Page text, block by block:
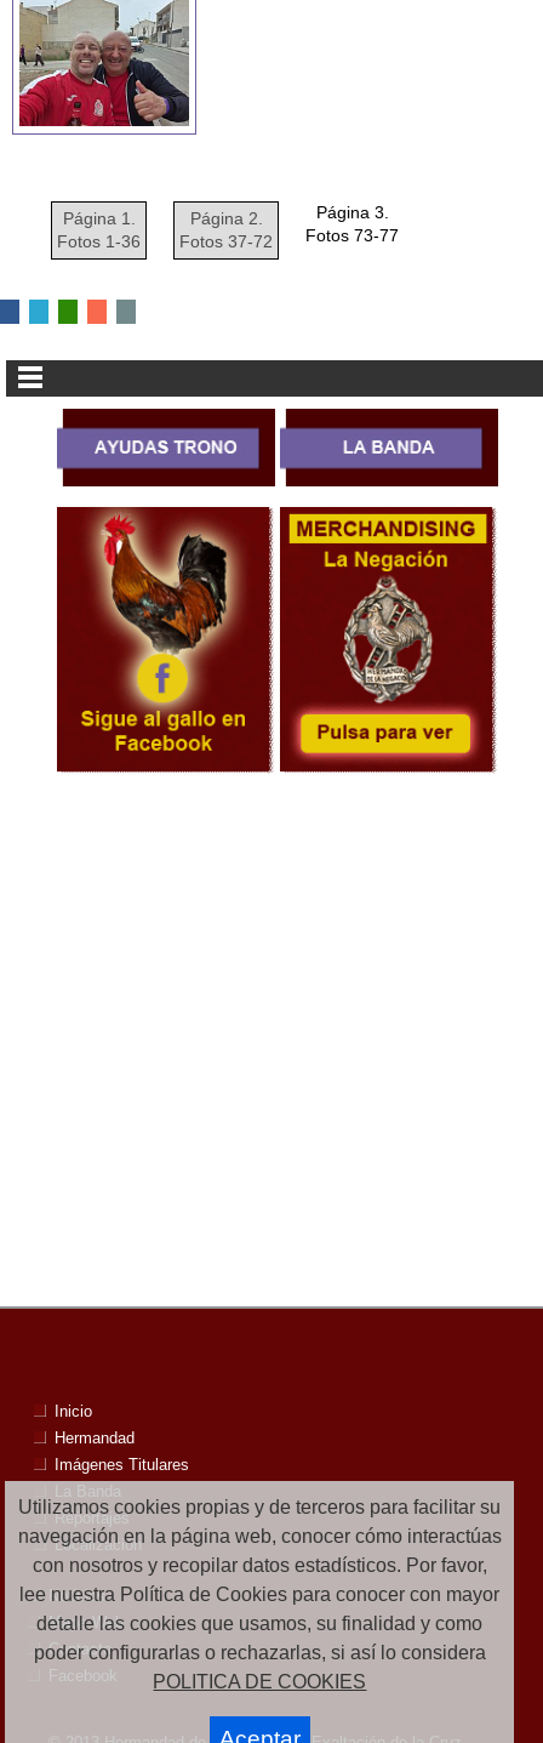
Página 1.
Fotos 1-36
Página 2.
Fotos 37-72
Página 3.
Fotos 73-77
Inicio
Hermandad
Imágenes Titulares
La Banda
Reportajes
Localización
Noticias
Mapa Web
Contacto
Facebook
Utilizamos cookies propias y de terceros para facilitar su
navegación en la página web, conocer cómo interactúas
con nosotros y recopilar datos estadísticos. Por favor,
lee nuestra Política de Cookies para conocer con mayor
detalle las cookies que usamos, su finalidad y como
poder configurarlas o rechazarlas, si así lo considera
POLITICA DE COOKIES